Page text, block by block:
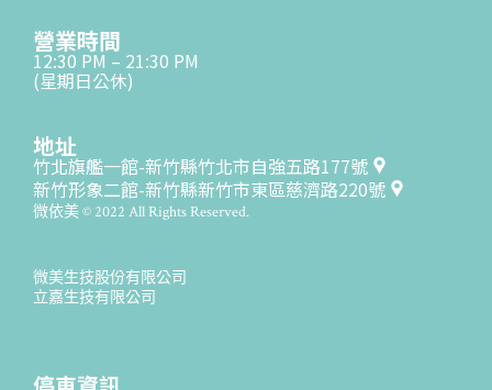
營業時間
12:30 PM – 21:30 PM
(星期日公休)
地址
竹北旗艦一館-新竹縣竹北市自強五路177號
新竹形象二館-新竹縣新竹市東區慈濟路220號
微依美 © 2022 All Rights Reserved.
微美生技股份有限公司
立嘉生技有限公司